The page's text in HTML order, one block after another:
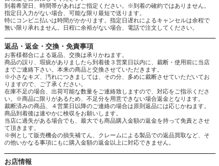
到着希望日、時間帯があればご指定ください。※到着の確約ではありません。
指定日入力がない場合、可能な限り最短で送ります。
特にコンビニ払いは時間がかかります。指定日遅れによるキャンセルは余程で
無い限り承れません。日程に余裕がない場合、電話で注文してください。
返品・返金・交換・免責事項
お客様都合による返品、交換は承りかねます。
商品の誤り、瑕疵がありましたら到着後３営業日以内に、裁断・使用前に当店
までご連絡下さい。本来の商品と交換させていただきます。
※小さなキズ、汚れにつきましては、その分、多めに裁断させていただいてお
りますので、ご了承ください。
在庫不足の場合、出荷可能な数量をご連絡致しますので、対応をご指示くださ
い。※商品に限りがあるため、不足分を用意できない場合返金となります。
裁断済みの商品、４営業日以降のご連絡の場合は原則返品には応じかねます。
商品到着後は速やかに検収をお願いします。
当店に過失がある場合でも、最大でも商品購入金額の返金を持って免責とさせ
て頂きます。
※例として販売機会の損失補てん、クレームによる製品での返品買取など、そ
の他いかなる事項にもに購入金額の返金以上に対応できません。
お店情報